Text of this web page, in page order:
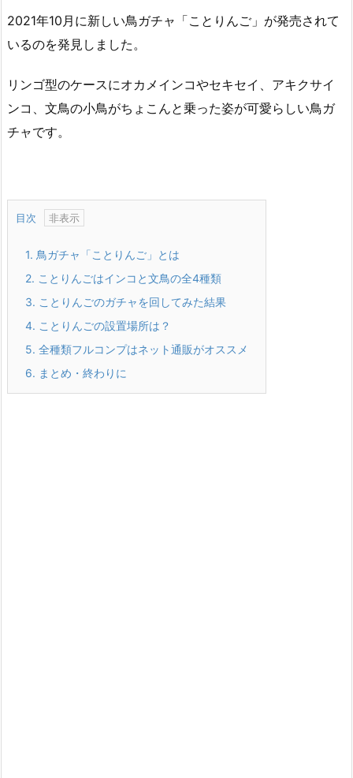
2021年10月に新しい鳥ガチャ「ことりんご」が発売されて
いるのを発見しました。
リンゴ型のケースにオカメインコやセキセイ、アキクサイ
ンコ、文鳥の小鳥がちょこんと乗った姿が可愛らしい鳥ガ
チャです。
目次
1. 鳥ガチャ「ことりんご」とは
2. ことりんごはインコと文鳥の全4種類
3. ことりんごのガチャを回してみた結果
4. ことりんごの設置場所は？
5. 全種類フルコンプはネット通販がオススメ
6. まとめ・終わりに